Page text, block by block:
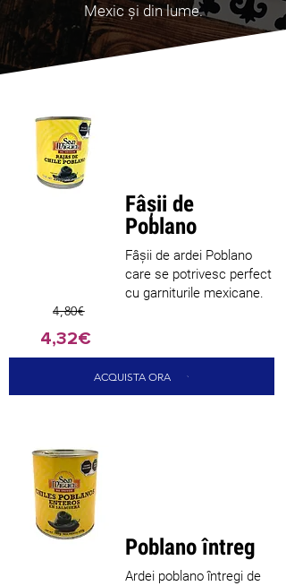
Mexic și din lume.
Fâșii de
Poblano
Fâșii de ardei Poblano
care se potrivesc perfect
cu garniturile mexicane.
4,80€
4,32€
ACQUISTA ORA
Poblano întreg
Ardei poblano întregi de